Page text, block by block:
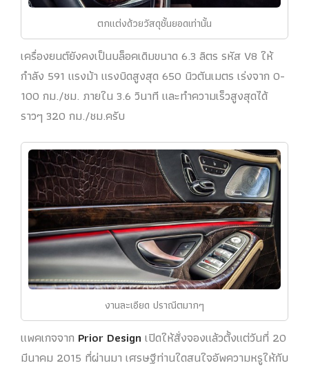
ตกแต่งด้วยวัสดุชั้นยอดเท่านั้น
เครื่องยนต์ยังคงเป็นบล็อคเดิมขนาด 6.3 ลิตร รหัส V8 ให้
กำลัง 591 แรงม้า แรงบิดสูงสุด 650 นิวตันเมตร เร่งจาก 0-
100 กม./ชม. ภายใน 3.6 วินาที และทำความเร็วสูงสุดได้
ราวๆ 320 กม./ชม.ครับ
งานละเอียด ปราณีตมากๆ
แพคเกจจาก Prior Design เปิดให้สั่งจองแล้วตั้งแต่วันที่ 20
มีนาคม 2015 ที่ผ่านมา เศรษฐีท่านใดสนใจอัพความหรูให้กับ